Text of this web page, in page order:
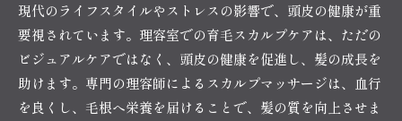
現代のライフスタイルやストレスの影響で、頭皮の健康が重
要視されています。理容室での育毛スカルプケアは、ただの
ビジュアルケアではなく、頭皮の健康を促進し、髪の成長を
助けます。専門の理容師によるスカルプマッサージは、血行
を良くし、毛根へ栄養を届けることで、髪の質を向上させま